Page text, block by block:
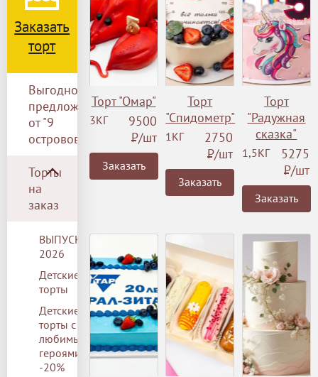
Заказать
торт
Выгодное
предложение
от "9
островов"
Торты
на
заказ
ВЫПУСКНОЙ
2026
Детские
торты
Детские
торты с
любимыми
героями
-20%
Торт "Омар"
3КГ
9500
Р/шт
Заказать
Торт
"Спидометр"
1КГ
2750
Р/шт
Заказать
Торт
"Радужная
сказка"
1,5КГ
5275
Р/шт
Заказать